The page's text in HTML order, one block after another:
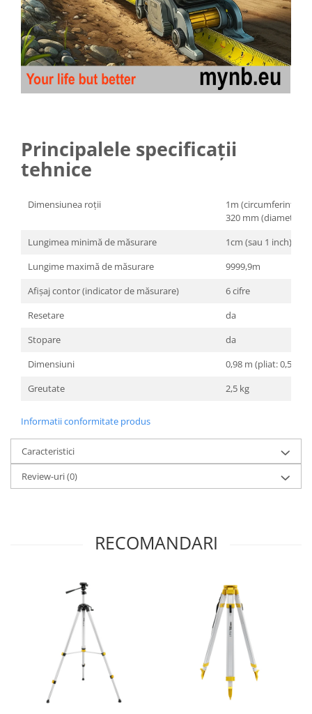
Principalele specificații
tehnice
Dimensiunea roții
1m (circumferință)
320 mm (diametru)
Lungimea minimă de măsurare
1cm (sau 1 inch)
Lungime maximă de măsurare
9999,9m
Afișaj contor (indicator de măsurare)
6 cifre
Resetare
da
Stopare
da
Dimensiuni
0,98 m (pliat: 0,52 m)
Greutate
2,5 kg
Informatii conformitate produs
Caracteristici
Review-uri(0)
RECOMANDARI